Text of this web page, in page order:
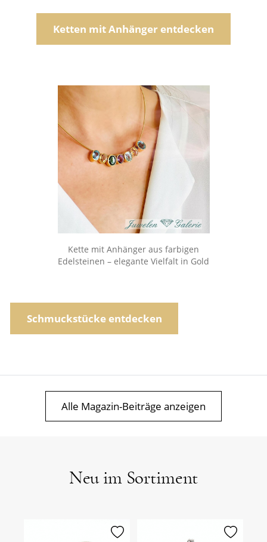
Ketten mit Anhänger entdecken
Kette mit Anhänger aus farbigen
Edelsteinen – elegante Vielfalt in Gold
Schmuckstücke entdecken
Alle Magazin-Beiträge anzeigen
Neu im Sortiment
merken merken